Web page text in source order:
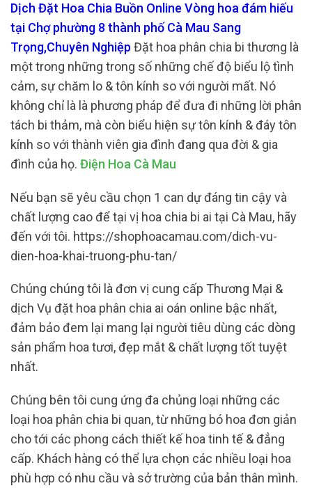
Dịch Đặt Hoa Chia Buồn Online Vòng hoa đám hiếu
tại Chợ phường 8 thành phố Cà Mau Sang
Trọng,Chuyên Nghiệp Đặt hoa phân chia bi thương là
một trong những trong số những chế độ biểu lộ tình
cảm, sự chăm lo & tôn kính so với người mất. Nó
không chỉ là là phương pháp để đưa đi những lời phân
tách bi thảm, mà còn biểu hiện sự tôn kính & đáy tôn
kính so với thành viên gia đình đang qua đời & gia
đình của họ. Điện Hoa Cà Mau
Nếu bạn sẽ yêu cầu chọn 1 can dự đáng tin cậy và
chất lượng cao để tại vị hoa chia bi ai tại Cà Mau, hãy
đến với tôi. https://shophoacamau.com/dich-vu-
dien-hoa-khai-truong-phu-tan/
Chúng chúng tôi là đơn vị cung cấp Thương Mại &
dịch Vụ đặt hoa phân chia ai oán online bậc nhất,
đảm bảo đem lại mang lại người tiêu dùng các dòng
sản phẩm hoa tươi, đẹp mắt & chất lượng tốt tuyệt
nhất.
Chúng bên tôi cung ứng đa chủng loại những các
loại hoa phân chia bi quan, từ những bó hoa đơn giản
cho tới các phong cách thiết kế hoa tinh tế & đẳng
cấp. Khách hàng có thể lựa chọn các nhiều loại hoa
phù hợp có nhu cầu và sở trường của bản thân mình.